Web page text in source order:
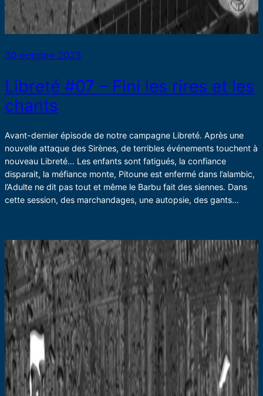
30 octobre 2023
Libreté #07 – Fini les rires et les
chants
Avant-dernier épisode de notre campagne Libreté. Après une
nouvelle attaque des Sirènes, de terribles événements touchent à
nouveau Libreté… Les enfants sont fatigués, la confiance
disparait, la méfiance monte, Pitoune est enfermé dans l’alambic,
l’Adulte ne dit pas tout et même le Barbu fait des siennes. Dans
cette session, des marchandages, une autopsie, des gants…